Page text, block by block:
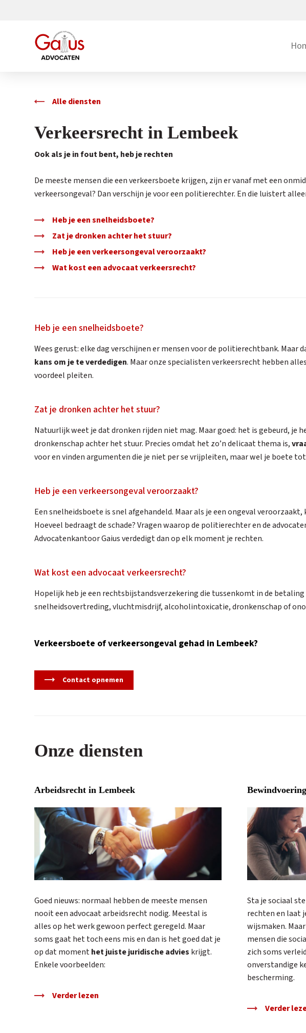
Alle diensten
Verkeersrecht in Lembeek
Ook als je in fout bent, heb je rechten
De meeste mensen die een verkeersboete krijgen, zijn er vanaf met een
verkeersongeval? Dan verschijn je voor een politierechter. En die luistert
Heb je een snelheidsboete?
Zat je dronken achter het stuur?
Heb je een verkeersongeval veroorzaakt?
Wat kost een advocaat verkeersrecht?
Heb je een snelheidsboete?
Wees gerust: elke dag verschijnen er mensen voor de politierechtbank.
kans om je te verdedigen. Maar onze specialisten verkeersrecht hebben
voordeel pleiten.
Zat je dronken achter het stuur?
Natuurlijk weet je dat dronken rijden niet mag. Maar goed: het is gebeurd,
dronkenschap achter het stuur. Precies omdat het zo’n delicaat thema is,
voor en vinden argumenten die je niet per se vrijpleiten, maar wel je boete
Heb je een verkeersongeval veroorzaakt?
Een snelheidsboete is snel afgehandeld. Maar als je een ongeval
Hoeveel bedraagt de schade? Vragen waarop de politierechter en de
Advocatenkantoor Gaius verdedigt dan op elk moment je rechten.
Wat kost een advocaat verkeersrecht?
Hopelijk heb je een rechtsbijstandsverzekering die tussenkomt in de
snelheidsovertreding, vluchtmisdrijf, alcoholintoxicatie, dronkenschap of
Verkeersboete of verkeersongeval gehad in Lembeek?
Contact opnemen
Onze diensten
Arbeidsrecht in Lembeek
Goed nieuws: normaal hebben de meeste mensen
nooit een advocaat arbeidsrecht nodig. Meestal is
alles op het werk gewoon perfect geregeld. Maar
soms gaat het toch eens mis en dan is het goed dat je
op dat momenthet juiste juridische advies krijgt.
Enkele voorbeelden:
Verder lezen
Sta je sociaal
rechten en laat
wijsmaken.
mensen die
zich soms
onverstandige
bescherming.
Verder